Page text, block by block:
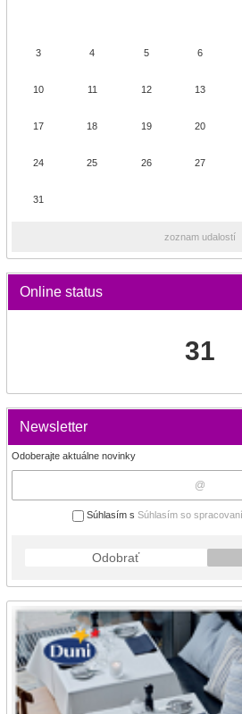
3 4 5 6
10 11 12 13
17 18 19 20
24 25 26 27
31
zoznam udalostí
Online status
31
Newsletter
Odoberajte aktuálne novinky
Súhlasím s Súhlasím so
Odobrať